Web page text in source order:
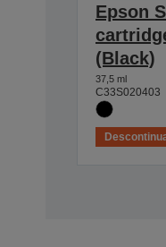
Epson
(Black)
37,5 ml
C33S020403